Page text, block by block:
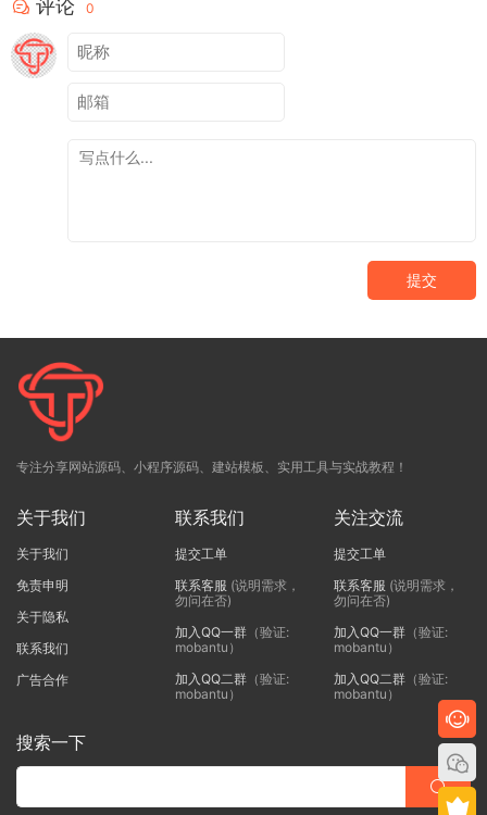
评论 0
提交
专注分享网站源码、小程序源码、建站模板、实用工具与实战教程！
关于我们
关于我们
免责申明
关于隐私
联系我们
广告合作
联系我们
提交工单
联系客服 (说明需求，
勿问在否)
加入QQ一群（验证:
mobantu）
加入QQ二群（验证:
mobantu）
关注交流
提交工单
联系客服 (说明需求，
勿问在否)
加入QQ一群（验证:
mobantu）
加入QQ二群（验证:
mobantu）
搜索一下